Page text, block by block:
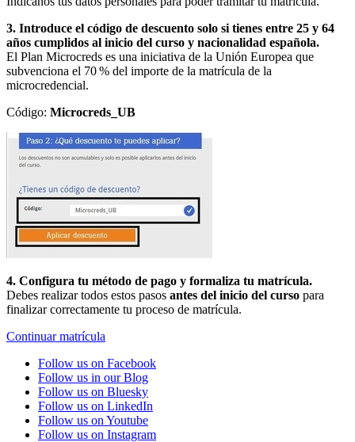
3. Introduce el código de descuento solo si tienes entre 25 y 64
años cumplidos al inicio del curso y nacionalidad española.
El Plan Microcreds es una iniciativa de la Unión Europea que
subvenciona el 70 % del importe de la matrícula de la
microcredencial.
Código: Microcreds_UB
4. Configura tu método de pago y formaliza tu matrícula.
Debes realizar todos estos pasos antes del inicio del curso para
finalizar correctamente tu proceso de matrícula.
Continuar matrícula
Follow us on Facebook
Follow us in our Blog
Follow us on Bluesky
Follow us on LinkedIn
Follow us on Youtube
Follow us on Instagram